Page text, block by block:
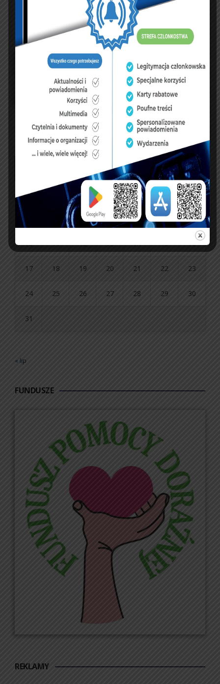
UBEZPIECZENIA
sierpień 2026
C S N
1 2
5 7 8 9
10 11 12 13 14 15 16
17 18 19 20 21 22 23
24 25 26 27 28 29 30
31
« lip
FUNDUSZE
REKLAMY